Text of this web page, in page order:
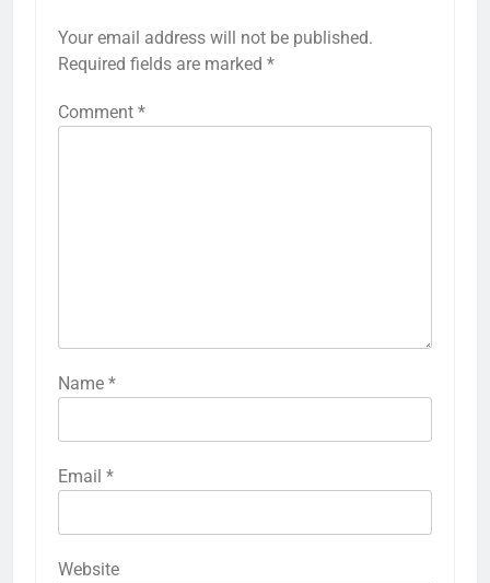
Your email address will not be published.
Required fields are marked *
Comment *
Name *
Email *
Website